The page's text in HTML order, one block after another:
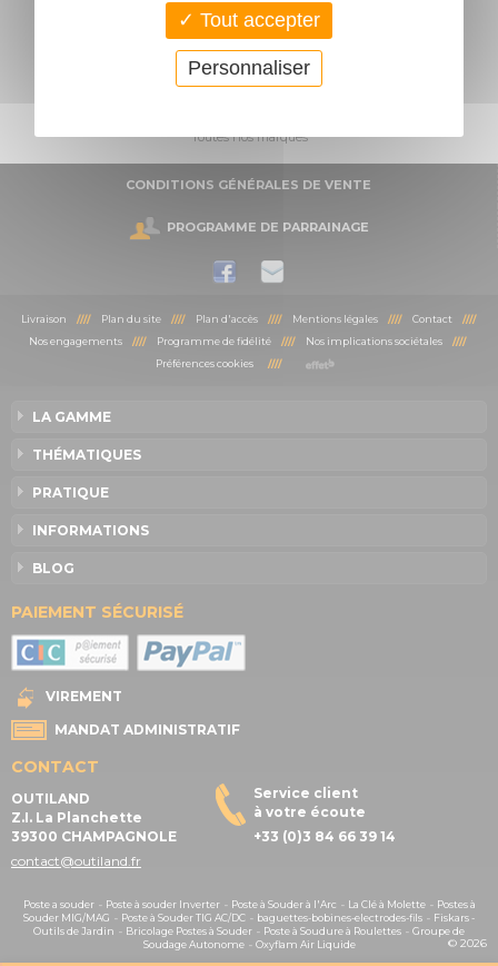
Toutes nos marques
CONDITIONS GÉNÉRALES DE VENTE
PROGRAMME DE PARRAINAGE
Livraison //// Plan du site //// Plan d'accès //// Mentions légales //// Contact ////
Nos engagements//// Programme de fidélité//// Nos implications sociétales////
Préférences cookies
////
LA GAMME
THÉMATIQUES
PRATIQUE
INFORMATIONS
BLOG
PAIEMENT SÉCURISÉ
VIREMENT
MANDAT ADMINISTRATIF
CONTACT
OUTILAND
Z.I. La Planchette
39300 CHAMPAGNOLE
contact@outiland.fr
Service client
à votre écoute
+33 (0)3 84 66 39 14
Poste a souder- Poste à souder Inverter- Poste à Souder à l'Arc - La Clé à Molette- Postes à
Souder MIG/MAG - Poste à Souder TIG AC/DC - baguettes-bobines-electrodes-fils - Fiskars -
Outils de Jardin - Bricolage Postes à Souder - Poste à Soudure à Roulettes - Groupe de
Soudage Autonome- Oxyflam Air Liquide © 2026
Tout accepter
Personnaliser